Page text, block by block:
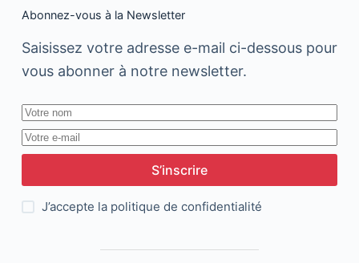
Abonnez-vous à la Newsletter
Saisissez votre adresse e-mail ci-dessous pour
vous abonner à notre newsletter.
S’inscrire
J’accepte la politique de confidentialité